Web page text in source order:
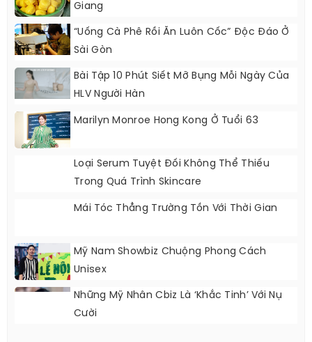
Giang
“Uống Cà Phê Rồi Ăn Luôn Cốc” Độc Đáo Ở
Sài Gòn
Bài Tập 10 Phút Siết Mỡ Bụng Mỗi Ngày Của
HLV Người Hàn
Marilyn Monroe Hong Kong Ở Tuổi 63
Loại Serum Tuyệt Đối Không Thể Thiếu
Trong Quá Trình Skincare
Mái Tóc Thẳng Trường Tồn Với Thời Gian
Mỹ Nam Showbiz Chuộng Phong Cách
Unisex
Những Mỹ Nhân Cbiz Là ‘khắc Tinh’ Với Nụ
Cười